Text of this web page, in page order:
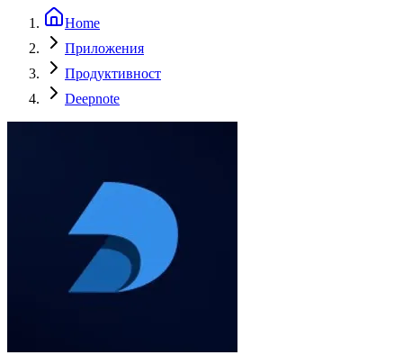
Home
Приложения
Продуктивност
Deepnote